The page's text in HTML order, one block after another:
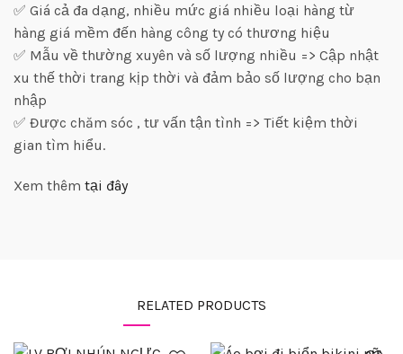
✅ Giá cả đa dạng, nhiều mức giá nhiều loại hàng từ
hàng giá mềm đến hàng công ty có thương hiệu
✅ Mẫu về thường xuyên và số lượng nhiều => Cập nhật
xu thế thời trang kịp thời và đảm bảo số lượng cho bạn
nhập
✅ Được chăm sóc , tư vấn tận tình => Tiết kiệm thời
gian tìm hiểu.
Xem thêm tại đây
RELATED PRODUCTS